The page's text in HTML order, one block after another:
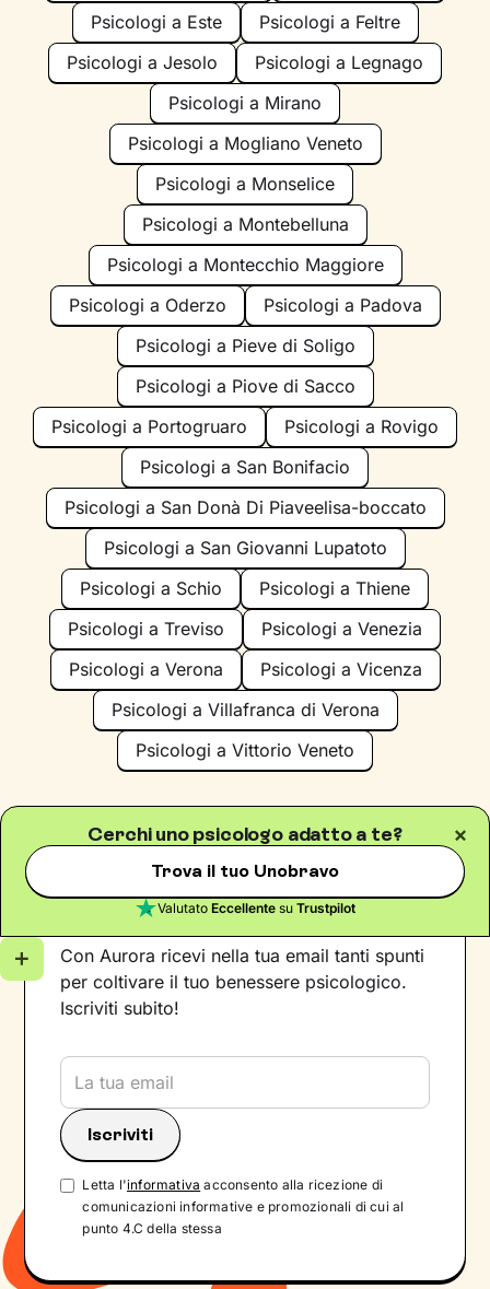
Psicologi a Este
Psicologi a Feltre
Psicologi a Jesolo
Psicologi a Legnago
Psicologi a Mirano
Psicologi a Mogliano Veneto
Psicologi a Monselice
Psicologi a Montebelluna
Psicologi a Montecchio Maggiore
Psicologi a Oderzo
Psicologi a Padova
Psicologi a Pieve di Soligo
Psicologi a Piove di Sacco
Psicologi a Portogruaro
Psicologi a Rovigo
Psicologi a San Bonifacio
Psicologi a San Donà Di Piaveelisa-boccato
Psicologi a San Giovanni Lupatoto
Psicologi a Schio
Psicologi a Thiene
Psicologi a Treviso
Psicologi a Venezia
Psicologi a Verona
Psicologi a Vicenza
Psicologi a Villafranca di Verona
Psicologi a Vittorio Veneto
Cerchi uno psicologo adatto a te?
Trova il tuo Unobravo
Valutato Eccellentesu Trustpilot
Iscriviti alla newsletter
Con Aurora ricevi nella tua email tanti spunti
per coltivare il tuo benessere psicologico.
Iscriviti subito!
Letta l'informativa acconsento alla ricezione di
comunicazioni informative e promozionali di cui al
punto 4.C della stessa